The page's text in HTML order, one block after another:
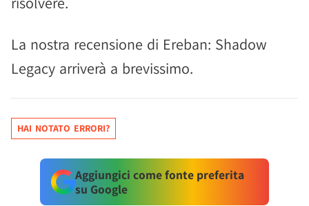
La nostra recensione di Ereban: Shadow
Legacy arriverà a brevissimo.
HAI NOTATO ERRORI?
Aggiungici come fonte preferita
su Google